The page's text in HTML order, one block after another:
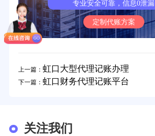
专业安全可靠，信息0泄漏
定制代账方案
上一篇： 虹口大型代理记账办理
下一篇： 虹口财务代理记账平台
关注我们